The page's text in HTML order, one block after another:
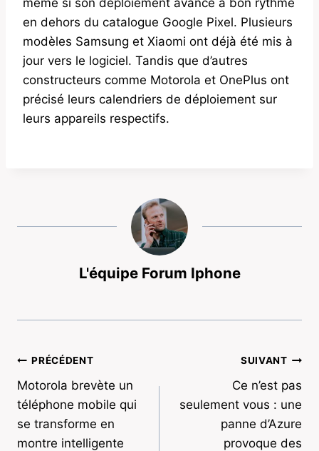
en dehors du catalogue Google Pixel. Plusieurs
modèles Samsung et Xiaomi ont déjà été mis à
jour vers le logiciel. Tandis que d’autres
constructeurs comme Motorola et OnePlus ont
précisé leurs calendriers de déploiement sur
leurs appareils respectifs.
L'équipe Forum Iphone
Navigation
de
l’article
PRÉCÉDENT
Motorola brevète un
téléphone mobile qui
se transforme en
montre intelligente
SUIVANT
Ce n’est pas
seulement vous : une
panne d’Azure
provoque des